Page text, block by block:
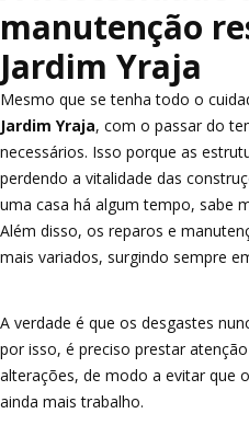
manutenção
Jardim Yraja
Mesmo que se tenha todo o
Jardim Yraja, com o passar do
necessários. Isso porque as
perdendo a vitalidade das
uma casa há algum tempo, sabe
Além disso, os reparos e
mais variados, surgindo sempre
A verdade é que os desgastes
por isso, é preciso prestar
alterações, de modo a evitar que
ainda mais trabalho.